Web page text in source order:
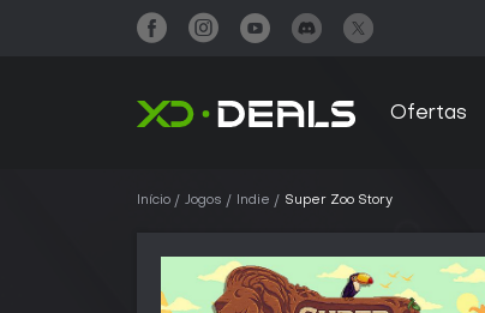
Ofertas
Início Jogos Indie Super Zoo Story